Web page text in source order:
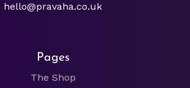
hello@pravaha.co.uk
Pages
The Shop